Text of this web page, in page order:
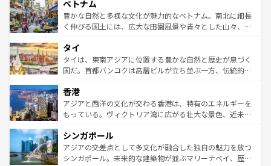
参照してほしい。
容にもいいと評判のスイーツなど、バラエティ豊かな料理
が味わえる。 なお、新着の台湾情報は コンテンツ一覧を参
照してほしい。
き、地方に足を延ばせば四季折々の自然美を楽しむことが
できる。そして、キムチや焼肉、絶品のストリートフード
まで、さまざまな韓国料理が待っている。夜には、韓国な
リティに包まれながら、韓国の多彩な魅力を心ゆくまで味
わってみてほしい。 なお、新着の韓国情報はコンテンツ一
覧を参照してほしい。
ベトナム
豊かな自然と多様な文化が魅力的なベトナム。南北に細長
く伸びる国土には、広大な田園風景や青々とした山々、世
急速な発展と共に伝統が息づく。ハノイの古い町並みやホ
ーチミン市のフランス統治時代の建物も、独特の雰囲気を
醸し出している。また、バラエティの豊かさとおいしさで
とつ。フォーやバインミー、ベトナムコーヒーなどは、ぜ
ひ現地で味わいたい。どの地域を訪れてもあたたかい人々
が旅行者を迎えてくれるので、きっと忘れられない旅にな
参照してほしい。
タイ
タイは、東南アジアに位置する豊かな自然と歴史が息づく
国だ。首都バンコクは高層ビルが立ち並ぶ一方、伝統的な
の活気が交差している。北部ではチェンマイなどの山岳地
帯で自然と触れ合い、南部ではプーケットやクラビの美し
いビーチでリゾート気分を楽しむことができる。タイ料理
激する。気候は一年中温暖で、どの季節にも異なる楽しみ
が待っている。親しみやすいタイの人々、仏教を中心とし
た文化、そして多様な観光資源が、訪れる旅人を魅了し続
香港
アジアと西洋の文化が交わる香港は、特有のエネルギーを
もっている。ヴィクトリア湾に広がる壮大な景色、近未来
み、どこを訪れても感動するはず。観光スポットが密集し
ており、効率よく見どころを回れるのも魅力。息をのむよ
うな絶景から文化的な体験まで、香港を存分に楽しみ尽く
シンガポール
アジアの交差点として多文化が融合した独自の魅力を放つ
シンガポール。未来的な建築物が並ぶマリーナベイ、歴史